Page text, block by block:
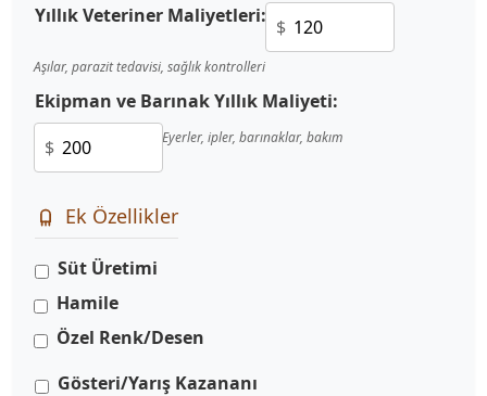
Yıllık Veteriner Maliyetleri: $
Aşılar, parazit tedavisi, sağlık kontrolleri
Ekipman ve Barınak Yıllık Maliyeti:
$
Eyerler, ipler, barınaklar, bakım
Ek Özellikler
Süt Üretimi
Hamile
Özel Renk/Desen
Gösteri/Yarış Kazananı